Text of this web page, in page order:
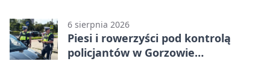
6 sierpnia 2026
Piesi i rowerzyści pod kontrolą
policjantów w Gorzowie